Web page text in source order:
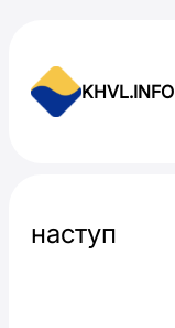
KHVL.INFO
наступ